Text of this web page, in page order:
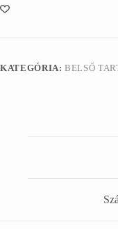
mennyiség
KATEGÓRIA:BELSŐ